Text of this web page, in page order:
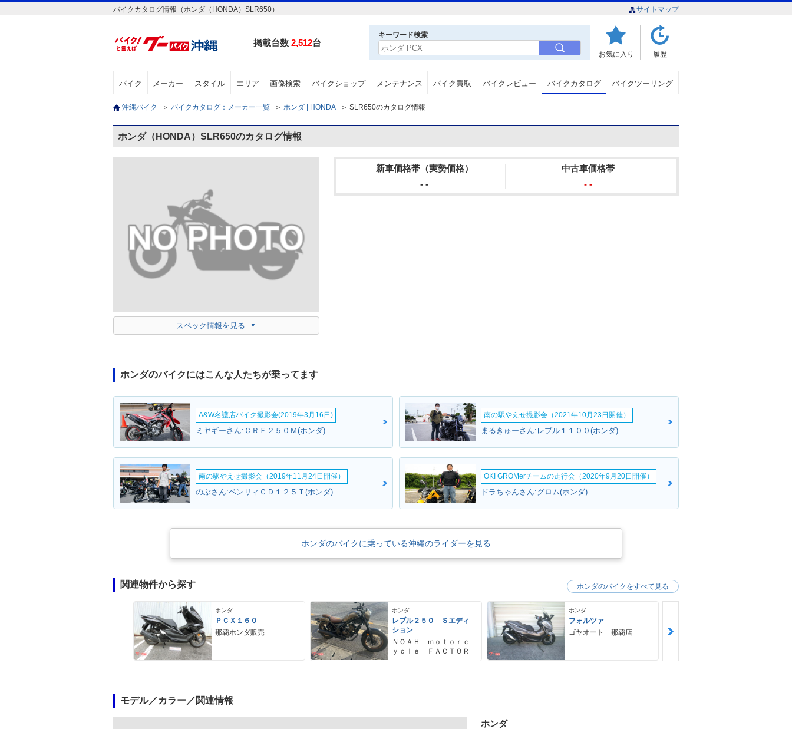
バイクカタログ情報（ホンダ（HONDA）SLR650） サイトマップ
掲載台数 2,512台
キーワード検索
お気に入り 履歴
バイク メーカー スタイル エリア 画像検索 バイクショップ メンテナンス バイク買取 バイクレビュー バイクカタログ バイクツーリング
沖縄バイク ＞ バイクカタログ：メーカー一覧 ＞ ホンダ | HONDA ＞ SLR650のカタログ情報
ホンダ（HONDA）SLR650のカタログ情報
スペック情報を見る
新車価格帯（実勢価格）
- -
中古車価格帯
- -
ホンダのバイクにはこんな人たちが乗ってます
A&W名護店バイク撮影会(2019年3月16日)
ミヤギーさん:ＣＲＦ２５０Ｍ(ホンダ)
南の駅やえせ撮影会（2021年10月23日開催）
まるきゅーさん:レブル１１００(ホンダ)
南の駅やえせ撮影会（2019年11月24日開催）
のぶさん:ベンリィＣＤ１２５Ｔ(ホンダ)
OKI GROMerチームの走行会（2020年9月20日開催）
ドラちゃんさん:グロム(ホンダ)
ホンダのバイクに乗っている沖縄のライダーを見る
関連物件から探す
ホンダ
ＰＣＸ１６０
那覇ホンダ販売
ホンダ
レブル２５０ Ｓエディ
ション
ＮＯＡＨ ｍｏｔｏｒｃ
ｙｃｌｅ ＦＡＣＴＯＲ
ホンダ
フォルツァ
ゴヤオート 那覇店
ホンダのバイクをすべて見る
モデル／カラー／関連情報
ホンダ